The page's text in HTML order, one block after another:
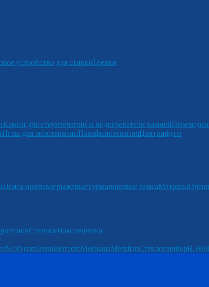
устройство для стиркиГрелки
Камни для стоунтерапии и подогреватели камней
Иглы для мезотерапииПарафинотерапияЦентрифуги
Пояса противогрыжевыеТурмалиновые поясаМатрасы
СтелькиНаколенники
NcRycomIesunBerrcomMedisanaMeridianСтеклоприборB.Well